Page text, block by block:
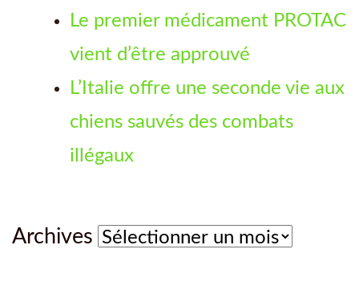
Le premier médicament PROTAC
vient d’être approuvé
L’Italie offre une seconde vie aux
chiens sauvés des combats
illégaux
Archives Archives